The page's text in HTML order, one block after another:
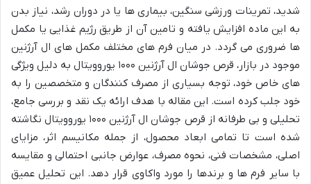
شدید، تمرینات ورزشی سنگین، بیماری ها یا در دوران رشد، نیاز بدن
به این ماده افزایش یافته و تامین آن از طریق رژیم غذایی یا مکمل
ها ضروری می گردد. در میان فرم های مختلف مکمل های ال آرژنین
موجود در بازار، قرص جوشان ال آرژنین ۱۰۰۰ یوروویتال به دلیل ویژگی
های خاص خود، توجه بسیاری از مصرف کنندگان و متخصصین را به
خود جلب کرده است. این مقاله با هدف ارائه یک نقد و بررسی جامع،
تحلیلی و بی طرفانه از قرص جوشان ال آرژنین ۱۰۰۰ یوروویتال نگاشته
شده است تا تمامی ابعاد محصول، از جمله مکانیسم اثر، مزایای
اصلی، مشخصات فنی، نحوه مصرف، عوارض جانبی احتمالی و مقایسه
با سایر فرم ها و برندها را مورد واکاوی قرار دهد. این تحلیل عمیق